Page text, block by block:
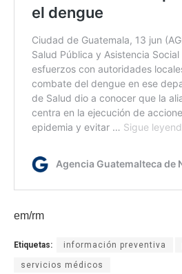
em/rm
Etiquetas: información preventiva
servicios médicos